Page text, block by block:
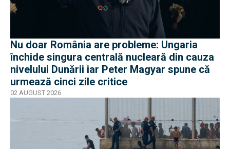
Nu doar România are probleme: Ungaria
închide singura centrală nucleară din cauza
nivelului Dunării iar Peter Magyar spune că
urmează cinci zile critice
02 AUGUST 2026